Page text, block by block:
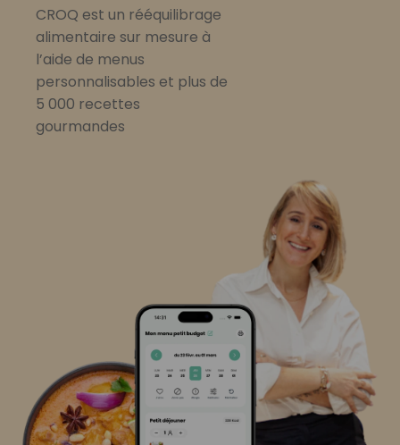
CROQ est un rééquilibrage
alimentaire sur mesure à
l’aide de menus
personnalisables et plus de
5 000 recettes
gourmandes